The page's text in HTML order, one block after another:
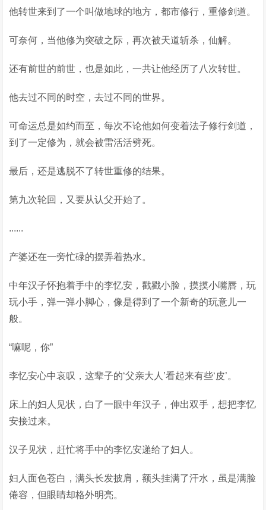
他转世来到了一个叫做地球的地方，都市修行，重修剑道。
可奈何，当他修为突破之际，再次被天道斩杀，仙解。
还有前世的前世，也是如此，一共让他经历了八次转世。
他去过不同的时空，去过不同的世界。
可命运总是如约而至，每次不论他如何变着法子修行剑道，
到了一定修为，就会被雷活活劈死。
最后，还是逃脱不了转世重修的结果。
第九次轮回，又要从认父开始了。
......
产婆还在一旁忙碌的摆弄着热水。
中年汉子怀抱着手中的李忆安，戳戳小脸，摸摸小嘴唇，玩
玩小手，弹一弹小脚心，像是得到了一个新奇的玩意儿一
般。
“嘛呢，你”
李忆安心中哀叹，这辈子的‘父亲大人’看起来有些‘皮’。
床上的妇人见状，白了一眼中年汉子，伸出双手，想把李忆
安接过来。
汉子见状，赶忙将手中的李忆安递给了妇人。
妇人面色苍白，满头长发披肩，额头挂满了汗水，虽是满脸
倦容，但眼睛却格外明亮。